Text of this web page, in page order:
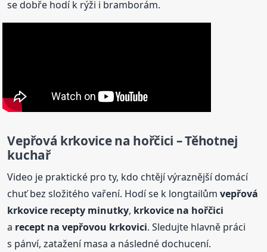
se dobře hodí k rýži i bramborám.
Vepřová krkovicena hořčici – Těhotnej
kuchař
Video je praktické pro ty, kdo chtějí výraznější domácí
chuť bez složitého vaření. Hodí se k longtailůmvepřová
krkovice recepty minutky, krkovice na hořčici
a recept na vepřovou krkovici. Sledujte hlavně práci
s pánví, zatažení masa a následné dochucení.